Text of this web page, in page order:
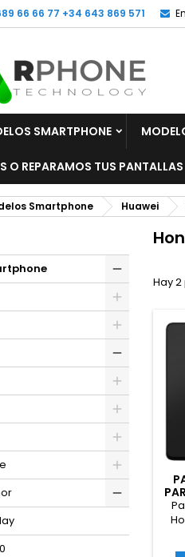
66 66 77 +34 643 869 571
SMARTPHONE
O REPARAMOS TUS
Smartphone Huawei
Hay